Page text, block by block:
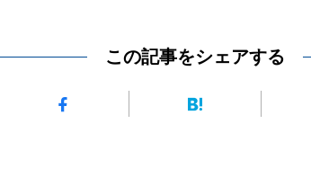
この記事をシェアする